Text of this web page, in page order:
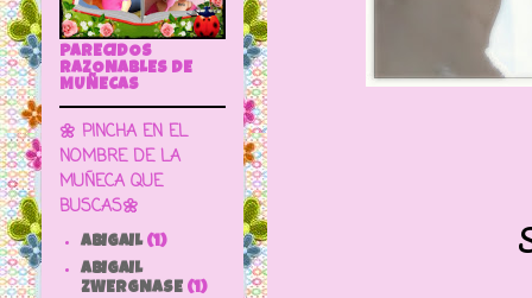
PARECIDOS
RAZONABLES DE
MUÑECAS
🌼 PINCHA EN EL
NOMBRE DE LA
MUÑECA QUE
BUSCAS🌼
ABIGAIL (1)
ABIGAIL
ZWERGNASE (1)